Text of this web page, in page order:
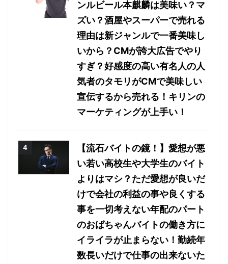
ンルビール本麒麟は美味い？マ
ズい？酒屋やスーパーで売れる
理由は新ジャンルで一番美味し
いから？CMが誇大広告でやり
すぎ？好感度の高い有名人の人
気者のタモリがCMで美味しい
宣伝するから売れる！キリンの
マーケティングが上手い！
【流石バイトの鏡！】愛想が悪
い若い高校生や大学生のバイト
よりはマシ？ただ愛想が良いだ
けで会社の利益の事や良くする
事を一切考えない年配のパート
のおばちゃんバイトの働き方に
イライラが止まらない！勤続年
数長いだけで仕事の出来ないた